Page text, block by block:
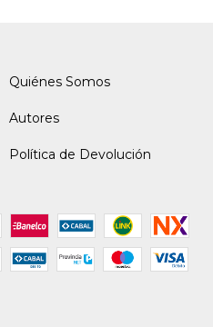
Quiénes Somos
Autores
Política de Devolución